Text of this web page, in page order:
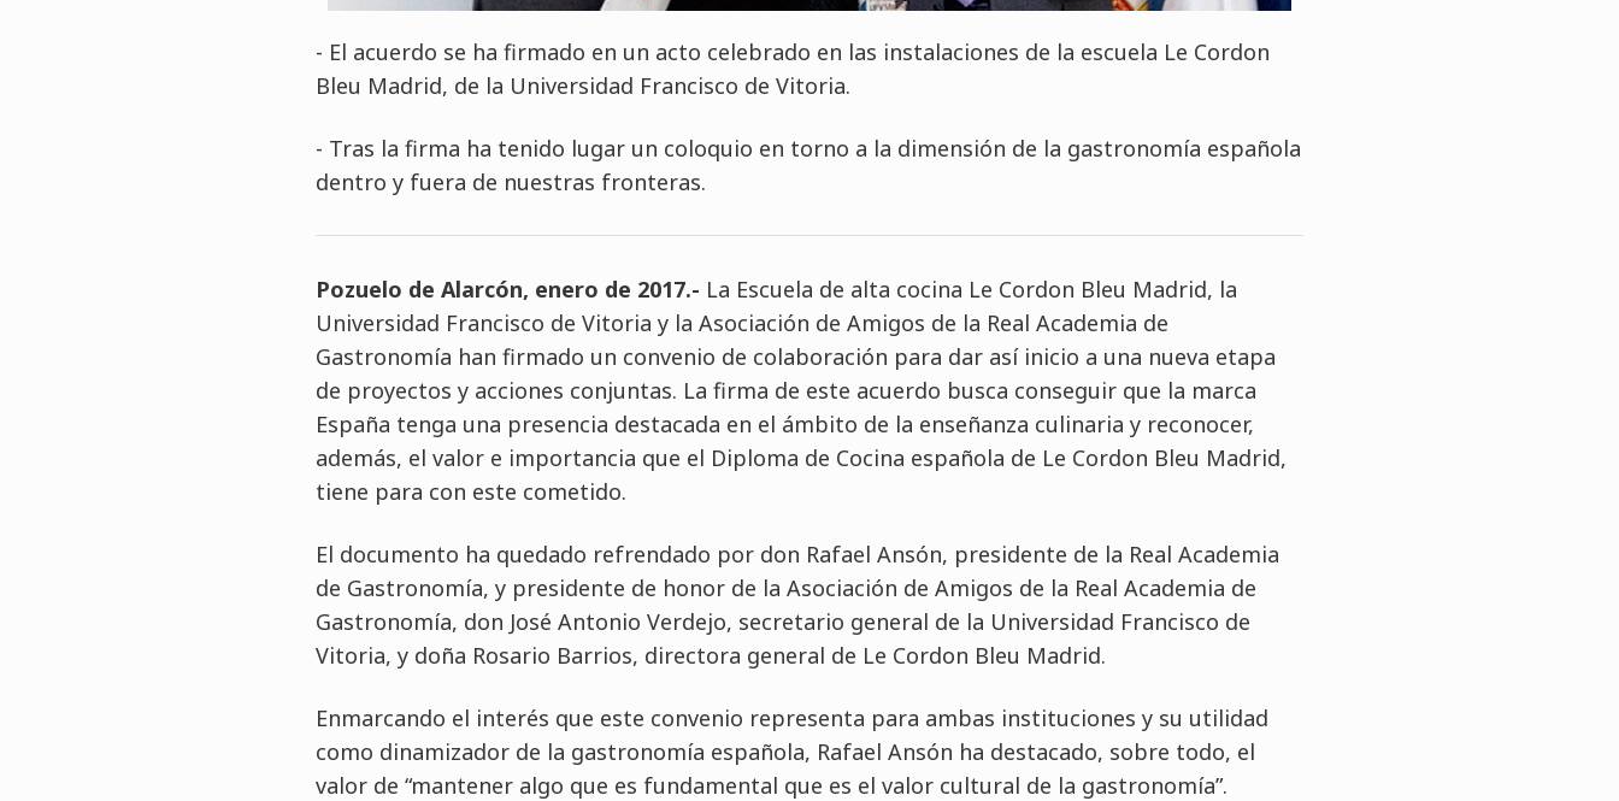
- El acuerdo se ha firmado en un acto celebrado en las instalaciones de la escuela Le Cordon
Bleu Madrid, de la Universidad Francisco de Vitoria.
- Tras la firma ha tenido lugar un coloquio en torno a la dimensión de la gastronomía española
dentro y fuera de nuestras fronteras.
Pozuelo de Alarcón, enero de 2017.- La Escuela de alta cocina Le Cordon Bleu Madrid, la
Universidad Francisco de Vitoria y la Asociación de Amigos de la Real Academia de
Gastronomía han firmado un convenio de colaboración para dar así inicio a una nueva etapa
de proyectos y acciones conjuntas. La firma de este acuerdo busca conseguir que la marca
España tenga una presencia destacada en el ámbito de la enseñanza culinaria y reconocer,
además, el valor e importancia que el Diploma de Cocina española de Le Cordon Bleu Madrid,
tiene para con este cometido.
El documento ha quedado refrendado por don Rafael Ansón, presidente de la Real Academia
de Gastronomía, y presidente de honor de la Asociación de Amigos de la Real Academia de
Gastronomía, don José Antonio Verdejo, secretario general de la Universidad Francisco de
Vitoria, y doña Rosario Barrios, directora general de Le Cordon Bleu Madrid.
Enmarcando el interés que este convenio representa para ambas instituciones y su utilidad
como dinamizador de la gastronomía española, Rafael Ansón ha destacado, sobre todo, el
valor de “mantener algo que es fundamental que es el valor cultural de la gastronomía”.